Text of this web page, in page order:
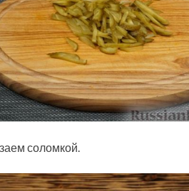
соломкой.